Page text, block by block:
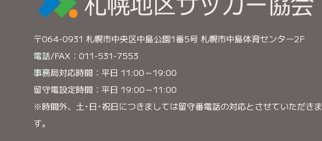
〒064-0931 札幌市中央区中島公園1番5号 札幌市中島体育センター2F
電話/FAX：011-531-7553
事務局対応時間：平日 11:00～19:00
留守電設定時間：平日 19:00～11:00
※時間外、土･日･祝日につきましては留守番電話の対応とさせていただきま
す。